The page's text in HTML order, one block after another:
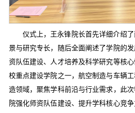
仪式上，王永锋院长首先详细介绍
景与研究专长，随后全面阐述了学院的
资队伍建设、人才培养及科学研究等核
校重点建设学院之一，航空制造与车辆
造领域，聚焦学科前沿与行业需求，此
院强化师资队伍建设、提升学科核心竞